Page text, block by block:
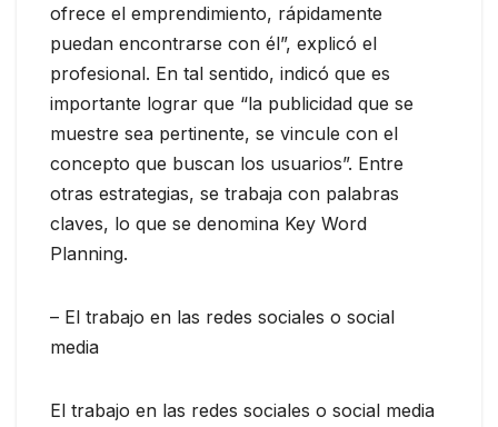
ofrece el emprendimiento, rápidamente
puedan encontrarse con él”, explicó el
profesional. En tal sentido, indicó que es
importante lograr que “la publicidad que se
muestre sea pertinente, se vincule con el
concepto que buscan los usuarios”. Entre
otras estrategias, se trabaja con palabras
claves, lo que se denomina Key Word
Planning.
– El trabajo en las redes sociales o social
media
El trabajo en las redes sociales o social media